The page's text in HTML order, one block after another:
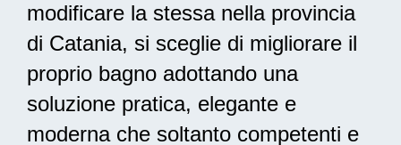
modificare la stessa nella provincia
di Catania, si sceglie di migliorare il
proprio bagno adottando una
soluzione pratica, elegante e
modernache soltanto competenti e